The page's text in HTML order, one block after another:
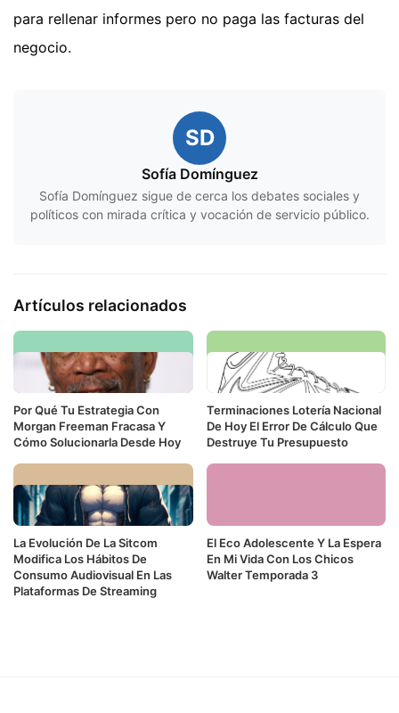
para rellenar informes pero no paga las facturas del
negocio.
SD
Sofía Domínguez
Sofía Domínguez sigue de cerca los debates sociales y
políticos con mirada crítica y vocación de servicio público.
Artículos relacionados
Por Qué Tu Estrategia Con
Morgan Freeman Fracasa Y
Cómo Solucionarla Desde Hoy
Terminaciones Lotería Nacional
De Hoy El Error De Cálculo Que
Destruye Tu Presupuesto
La Evolución De La Sitcom
Modifica Los Hábitos De
Consumo Audiovisual En Las
Plataformas De Streaming
El Eco Adolescente Y La Espera
En Mi Vida Con Los Chicos
Walter Temporada 3